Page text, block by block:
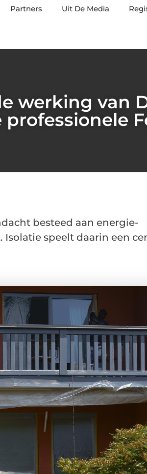
Partners Uit De Media
werking van
professionele
besteed aan energie-
speelt daarin een